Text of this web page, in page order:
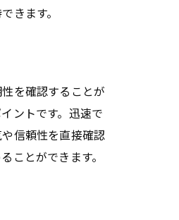
きます。
を確認することが
ントです。迅速で
信頼性を直接確認
ことができます。